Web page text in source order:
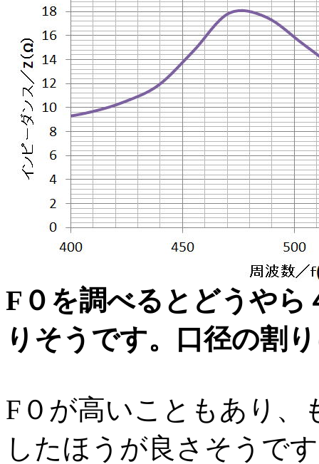
F０を調べるとどうやら
りそうです。口径の割
F０が高いこともあり、
したほうが良さそうで